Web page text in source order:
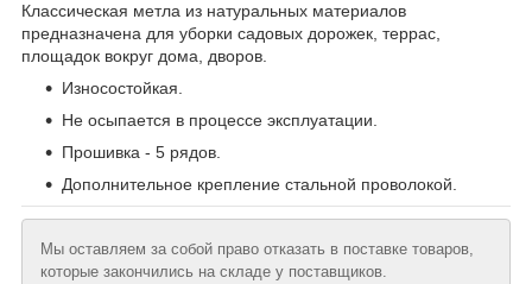
Классическая метла из натуральных материалов
предназначена для уборки садовых дорожек, террас,
площадок вокруг дома, дворов.
Износостойкая.
Не осыпается в процессе эксплуатации.
Прошивка - 5 рядов.
Дополнительное крепление стальной проволокой.
Мы оставляем за собой право отказать в поставке товаров,
которые закончились на складе у поставщиков.